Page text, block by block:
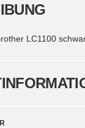
LC1100